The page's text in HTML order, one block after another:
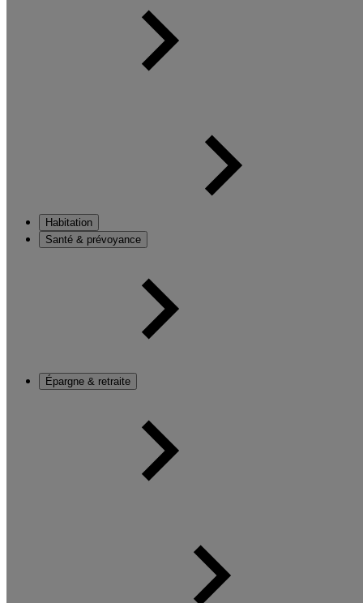
Habitation
Santé & prévoyance
Épargne & retraite